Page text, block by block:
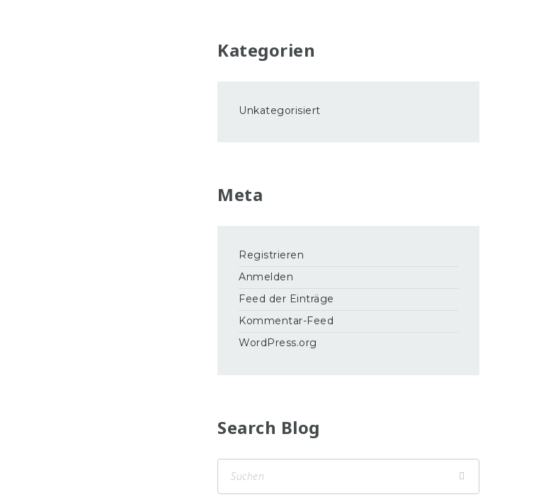
Kategorien
Unkategorisiert
Meta
Registrieren
Anmelden
Feed der Einträge
Kommentar-Feed
WordPress.org
Search Blog